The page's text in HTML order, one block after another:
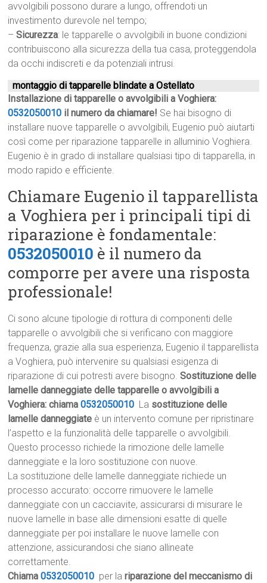
avvolgibili possono durare a lungo, offrendoti un
investimento durevole nel tempo;
–Sicurezza: le tapparelle o avvolgibili in buone condizioni
contribuiscono alla sicurezza della tua casa, proteggendola
da occhi indiscreti e da potenziali intrusi.
montaggio di tapparelle blindate a Ostellato
Installazione di tapparelle o avvolgibili a Voghiera:
0532050010 il numero da chiamare! Se hai bisogno di
installare nuove tapparelle o avvolgibili, Eugenio può aiutarti
così come per riparazione tapparelle in alluminio Voghiera.
Eugenio è in grado di installare qualsiasi tipo di tapparella, in
modo rapido e efficiente.
Chiamare Eugenio il tapparellista
a Voghiera per i principali tipi di
riparazione è fondamentale:
0532050010 è il numero da
comporre per avere una risposta
professionale!
Ci sono alcune tipologie di rottura di componenti delle
tapparelle o avvolgibili che si verificano con maggiore
frequenza, grazie alla sua esperienza, Eugenio il tapparellista
a Voghiera, può intervenire su qualsiasi esigenza di
riparazione di cui potresti avere bisogno.Sostituzione delle
lamelle danneggiate delle tapparelle o avvolgibili a
Voghiera: chiama0532050010 La sostituzione delle
lamelle danneggiate è un intervento comune per ripristinare
l’aspetto e la funzionalità delle tapparelle o avvolgibili.
Questo processo richiede la rimozione delle lamelle
danneggiate e la loro sostituzione con nuove.
La sostituzione delle lamelle danneggiate richiede un
processo accurato: occorre rimuovere le lamelle
danneggiate con un cacciavite, assicurarsi di misurare le
nuove lamelle in base alle dimensioni esatte di quelle
danneggiate per poi installare le nuove lamelle con
attenzione, assicurandosi che siano allineate
correttamente.
Chiama0532050010 per lariparazione del meccanismo di